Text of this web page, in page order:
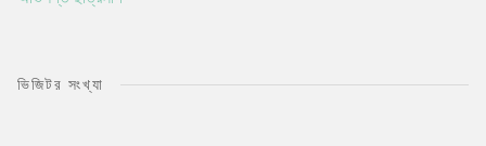
ভিজিটর সংখ্যা